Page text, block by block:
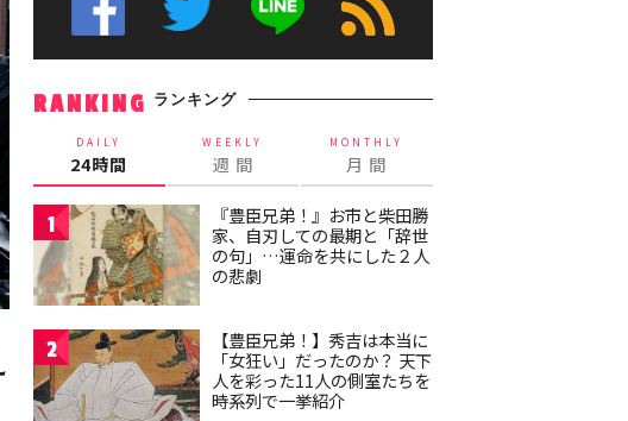
RANKING ランキング
DAILY
24時間
WEEKLY
週 間
MONTHLY
月 間
1
『豊臣兄弟！』お市と柴田勝
家、自刃しての最期と「辞世
の句」…運命を共にした２人
の悲劇
2
【豊臣兄弟！】秀吉は本当に
「女狂い」だったのか？ 天下
人を彩った11人の側室たちを
時系列で一挙紹介